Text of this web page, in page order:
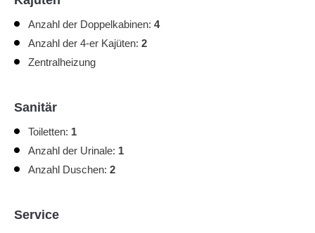
Anzahl der Doppelkabinen: 4
Anzahl der 4-er Kajüten: 2
Zentralheizung
Sanitär
Toiletten: 1
Anzahl der Urinale: 1
Anzahl Duschen: 2
Service